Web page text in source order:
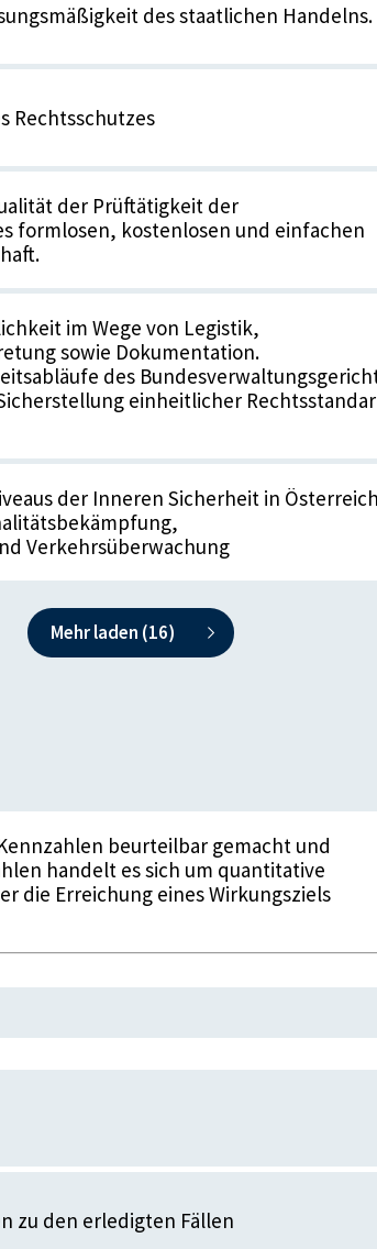
des staatlichen Handelns.
Rechtsschutzes
der Prüftätigkeit der
formlosen, kostenlosen und einfachen
im Wege von Legistik,
sowie Dokumentation.
des
einheitlicher
der Inneren Sicherheit in
Verkehrsüberwachung
Mehr laden (16)
beurteilbar gemacht und
handelt es sich um quantitative
die Erreichung eines Wirkungsziels
zu den erledigten Fällen